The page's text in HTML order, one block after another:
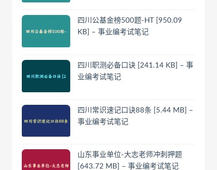
四川公基金榜500题-HT [950.09
KB] – 事业编考试笔记
四川职测必备口诀 [241.14 KB] – 事
业编考试笔记
四川常识速记口诀88条 [5.44 MB] –
事业编考试笔记
山东事业单位-大志老师冲刺押题
[643.72 MB] – 事业编考试笔记